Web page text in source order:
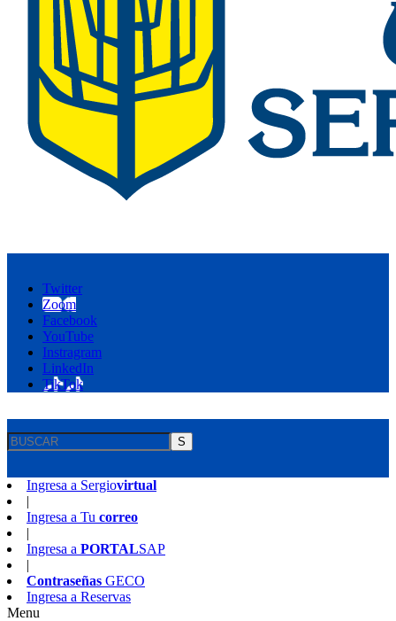
Twitter
Zoom
Facebook
YouTube
Instragram
LinkedIn
TikTok
S
Ingresa a Sergiovirtual
|
Ingresa a Tu correo
|
Ingresa a PORTALSAP
|
Contraseñas GECO
Ingresa a Reservas
Menu